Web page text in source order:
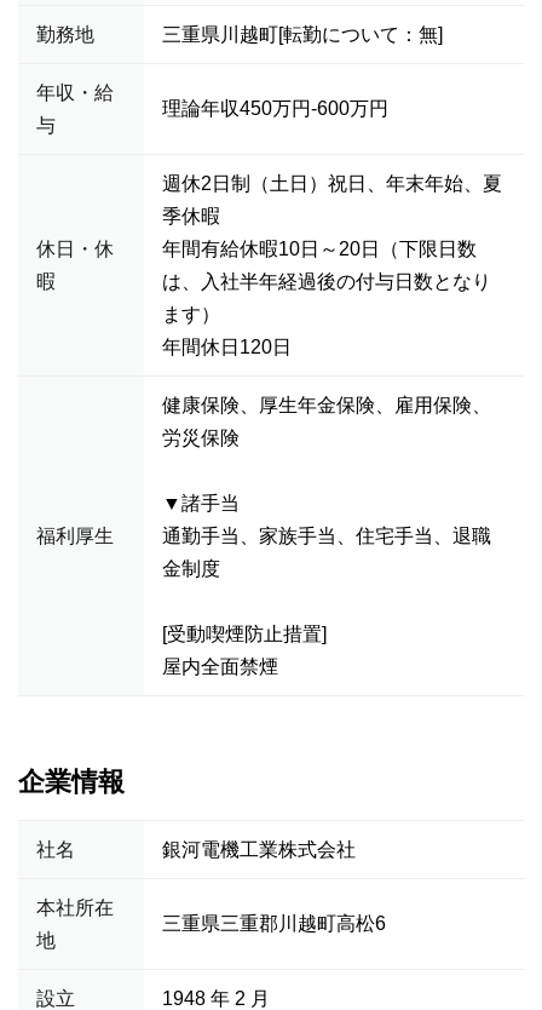
勤務地 三重県川越町[転勤について：無]
年収・給
与
理論年収450万円-600万円
休日・休
暇
週休2日制（土日）祝日、年末年始、夏
季休暇
年間有給休暇10日～20日（下限日数
は、入社半年経過後の付与日数となり
ます）
年間休日120日
福利厚生
健康保険、厚生年金保険、雇用保険、
労災保険
▼諸手当
通勤手当、家族手当、住宅手当、退職
金制度
[受動喫煙防止措置]
屋内全面禁煙
企業情報
社名 銀河電機工業株式会社
本社所在
地
三重県三重郡川越町高松6
設立 1948 年 2 月